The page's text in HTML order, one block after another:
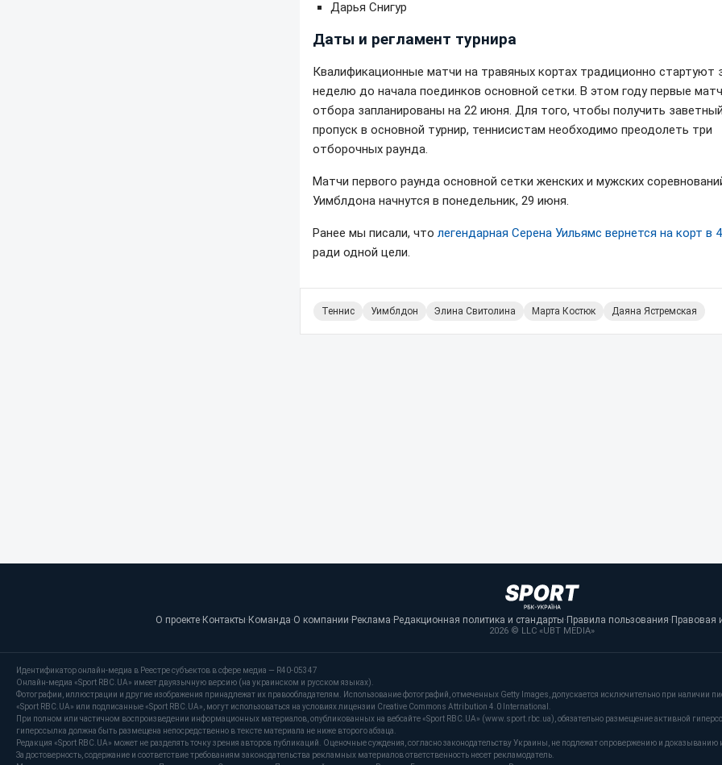
Дарья Снигур
Даты и регламент турнира
Квалификационные матчи на травяных кортах традиционно стартуют
неделю до начала поединков основной сетки. В этом году первые
отбора запланированы на 22 июня. Для того, чтобы получить заветный
пропуск в основной турнир, теннисистам необходимо преодолеть три
отборочных раунда.
Матчи первого раунда основной сетки женских и мужских
Уимблдона начнутся в понедельник, 29 июня.
Ранее мы писали, что легендарная Серена Уильямс вернется на корт в
ради одной цели.
Теннис Уимблдон Элина Свитолина Марта Костюк Даяна Ястремская
О проекте· Контакты· Команда·О компании· Реклама· Редакционная политика и стандарты· Правила пользования· Правовая
2026 © LLC «UBT MEDIA»
Идентификатор онлайн-медиа в Реестре субъектов в сфере медиа — R40-05347
Онлайн-медиа «Sport RBC.UA» имеет двуязычную версию (на украинском и русском языках).
Фотографии, иллюстрации и другие изображения принадлежат их правообладателям. Использование фотографий, отмеченных Getty Images, допускается исключительно при наличии
«Sport RBC.UA» или подписанные «Sport RBC.UA», могут использоваться на условиях лицензии Creative Commons Attribution 4.0 International.
При полном или частичном воспроизведении информационных материалов, опубликованных на вебсайте «Sport RBC.UA» (www.sport.rbc.ua), обязательно размещение активной
гиперссылка должна быть размещена непосредственно в тексте материала не ниже второго абзаца.
Редакция «Sport RBC.UA» может не разделять точку зрения авторов публикаций. Оценочные суждения, согласно законодательству Украины, не подлежат опровержению и доказыванию
За достоверность, содержание и соответствие требованиям законодательства рекламных материалов ответственность несет рекламодатель.